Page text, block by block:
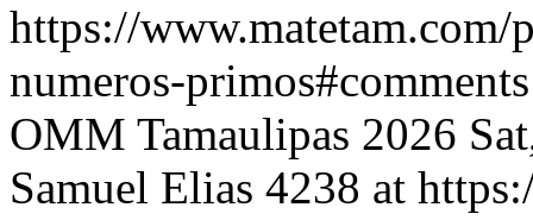
https://www.matetam.com/
numeros-primos#comments
OMM Tamaulipas 2026
Samuel Elias 4238 at